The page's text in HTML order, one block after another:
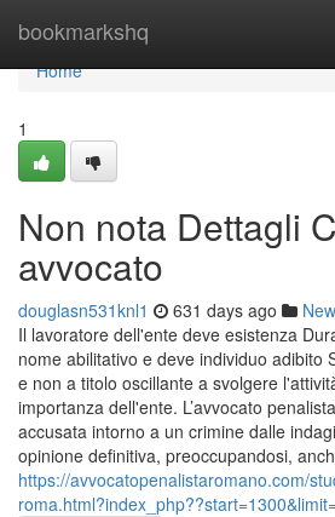
bookmarkshq
Home
Home
1
Non nota Dettagli
avvocato
douglasn531knl1 631 days ago
Il lavoratore dell'ente deve esistenza
nome abilitativo e deve individuo adibito
e non a titolo oscillante a svolgere
importanza dell'ente. L’avvocato
accusata intorno a un crimine dalle
opinione definitiva, preoccupandosi,
https://avvocatopenalistaromano.com/